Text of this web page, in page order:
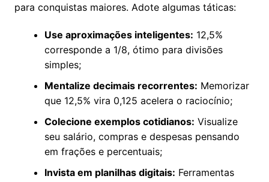
para conquistas maiores. Adote algumas táticas:
Use aproximações inteligentes: 12,5%
corresponde a 1/8, ótimo para divisões
simples;
Mentalize decimais recorrentes: Memorizar
que 12,5% vira 0,125 acelera o raciocínio;
Colecione exemplos cotidianos: Visualize
seu salário, compras e despesas pensando
em frações e percentuais;
Invista em planilhas digitais: Ferramentas